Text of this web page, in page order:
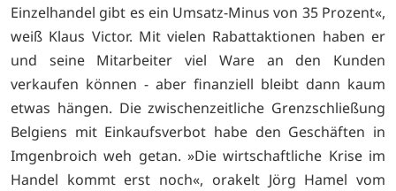
Einzelhandel gibt es ein Umsatz-Minus von 35 Prozent«,
weiß Klaus Victor. Mit vielen Rabattaktionen haben er
und seine Mitarbeiter viel Ware an den Kunden
verkaufen können - aber finanziell bleibt dann kaum
etwas hängen. Die zwischenzeitliche Grenzschließung
Belgiens mit Einkaufsverbot habe den Geschäften in
Imgenbroich weh getan. »Die wirtschaftliche Krise im
Handel kommt erst noch«, orakelt Jörg Hamel vom